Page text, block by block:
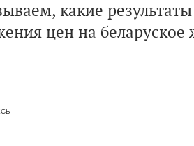
какие
цен на беларуское